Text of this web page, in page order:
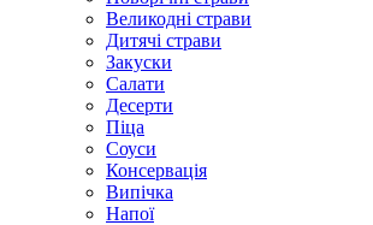
Великодні страви
Дитячі страви
Закуски
Салати
Десерти
Піца
Соуси
Консервація
Випічка
Напої